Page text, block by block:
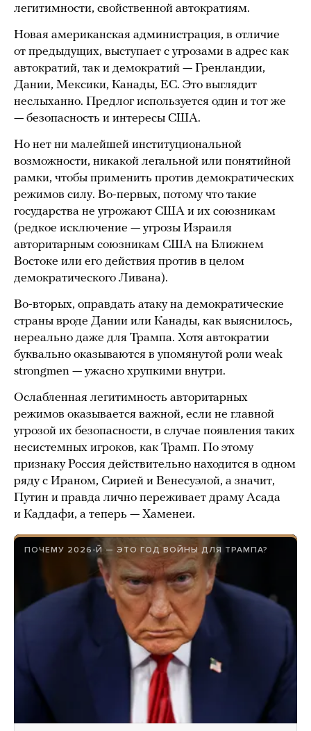
легитимности, свойственной автократиям.
Новая американская администрация, в отличие
от предыдущих, выступает с угрозами в адрес как
автократий, так и демократий — Гренландии,
Дании, Мексики, Канады, ЕС. Это выглядит
неслыханно. Предлог используется один и тот же
— безопасность и интересы США.
Но нет ни малейшей институциональной
возможности, никакой легальной или понятийной
рамки, чтобы применить против демократических
режимов силу. Во-первых, потому что такие
государства не угрожают США и их союзникам
(редкое исключение — угрозы Израиля
авторитарным союзникам США на Ближнем
Востоке или его действия против в целом
демократического Ливана).
Во-вторых, оправдать атаку на демократические
страны вроде Дании или Канады, как выяснилось,
нереально даже для Трампа. Хотя автократии
буквально оказываются в упомянутой роли weak
strongmen — ужасно хрупкими внутри.
Ослабленная легитимность авторитарных
режимов оказывается важной, если не главной
угрозой их безопасности, в случае появления таких
несистемных игроков, как Трамп. По этому
признаку Россия действительно находится в одном
ряду с Ираном, Сирией и Венесуэлой, а значит,
Путин и правда лично переживает драму Асада
и Каддафи, а теперь — Хаменеи.
ПОЧЕМУ 2026-Й — ЭТО ГОД ВОЙНЫ ДЛЯ ТРАМПА?